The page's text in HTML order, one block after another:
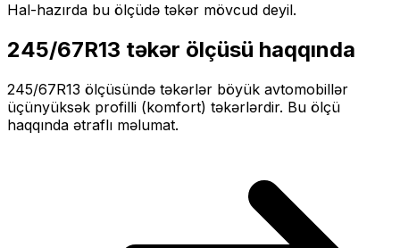
Hal-hazırda bu ölçüdə təkər mövcud deyil.
245/67R13 təkər ölçüsü haqqında
245/67R13 ölçüsündə təkərlər böyük avtomobillər
üçünyüksək profilli (komfort) təkərlərdir. Bu ölçü
haqqında ətraflı məlumat.